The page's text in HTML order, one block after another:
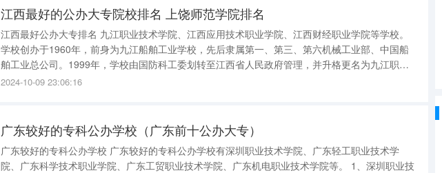
江西最好的公办大专院校排名 上饶师范学院排名
江西最好公办大专排名 九江职业技术学院、江西应用技术职业学院、江西财经职业学院等学校。
学校创办于1960年，前身为九江船舶工业学校，先后隶属第一、第三、第六机械工业部、中国船
舶工业总公司。1999年，学校由国防科工委划转至江西省人民政府管理，并升格更名为九江职业
技术学院，是江西省教育厅直属高职院校。 据2021年7月学校官网显示，学校建有濂溪、十里两个
2024-10-09 23:06:16
广东较好的专科公办学校（广东前十公办大专）
广东较好的专科公办学校 广东较好的专科公办学校有深圳职业技术学院、广东轻工职业技术学
院、广东科学技术职业学院、广东工贸职业技术学院、广东机电职业技术学院等。 1、深圳职业技